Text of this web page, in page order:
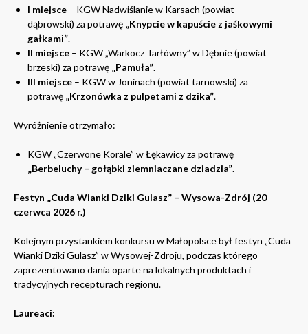
I miejsce – KGW Nadwiślanie w Karsach (powiat
dąbrowski) za potrawę „Knypcie w kapuście z jaśkowymi
gałkami”.
II miejsce – KGW „Warkocz Tarłówny” w Dębnie (powiat
brzeski) za potrawę „Pamuła”.
III miejsce – KGW w Joninach (powiat tarnowski) za
potrawę „Krzonówka z pulpetami z dzika”.
Wyróżnienie otrzymało:
KGW „Czerwone Korale” w Łękawicy za potrawę
„Berbeluchy – gołąbki ziemniaczane dziadzia”.
Festyn „Cuda Wianki Dziki Gulasz” – Wysowa-Zdrój (20
czerwca 2026 r.)
Kolejnym przystankiem konkursu w Małopolsce był festyn „Cuda
Wianki Dziki Gulasz” w Wysowej-Zdroju, podczas którego
zaprezentowano dania oparte na lokalnych produktach i
tradycyjnych recepturach regionu.
Laureaci: